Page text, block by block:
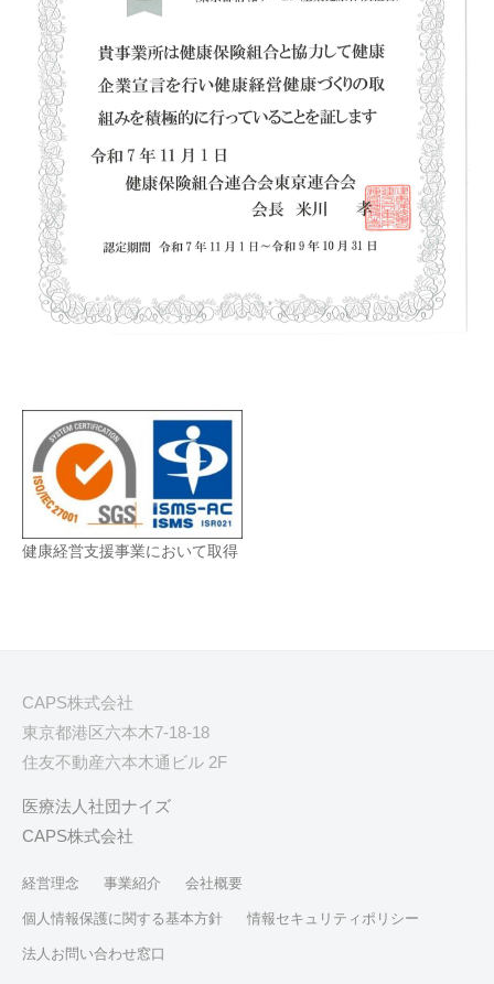
健康経営支援事業において取得
CAPS株式会社
東京都港区六本木7-18-18
住友不動産六本木通ビル 2F
医療法人社団ナイズ
CAPS株式会社
経営理念 事業紹介 会社概要
個人情報保護に関する基本方針 情報セキュリティポリシー
法人お問い合わせ窓口